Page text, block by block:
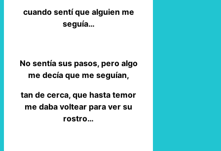
cuando sentí que alguien me
seguía…
No sentía sus pasos, pero algo
me decía que me seguían,
tan de cerca, que hasta temor
me daba voltear para ver su
rostro…